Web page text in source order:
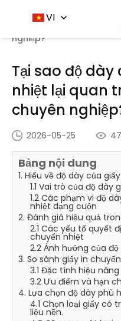
VI
Trang chủ - Trung
giấy in chuyển nhiệt lại
nghiệp?
Tại sao độ dày
nhiệt lại quan
chuyên
2026-05-25
Bảng nội dung
1. Hiểu về độ dày của
1.1 Vai trò của độ
1.2 Các phạm vi độ
nhiệt dạng cuộn
2. Đánh giá hiệu quả
2.1 Các yếu tố quyết
chuyển nhiệt
2.2 Ảnh hưởng của
3. So sánh giấy in
3.1 Đặc tính hiệu
3.2 Ưu điểm và hạn
4. Lựa chọn độ dày phù
4.1 Chọn loại giấy có
liệu nền.